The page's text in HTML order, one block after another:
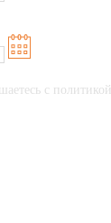
с политикой